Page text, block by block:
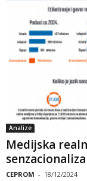
Analize
Medijska
CEPROM - 18/12/2024